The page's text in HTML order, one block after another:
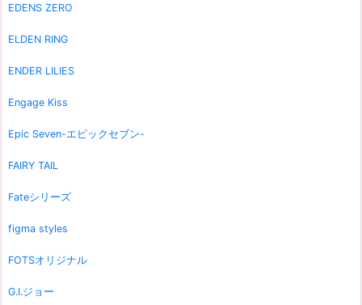
EDENS ZERO
ELDEN RING
ENDER LILIES
Engage Kiss
Epic Seven-エピックセブン-
FAIRY TAIL
Fateシリーズ
figma styles
FOTSオリジナル
G.I.ジョー